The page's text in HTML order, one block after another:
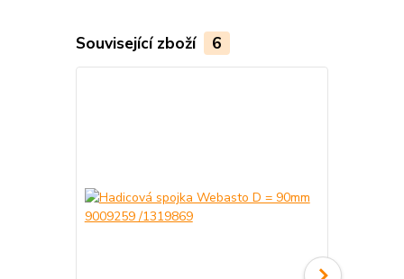
Související zboží 6